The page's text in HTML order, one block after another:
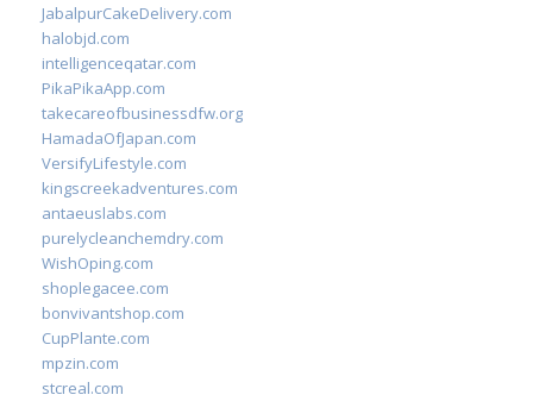
JabalpurCakeDelivery.com
halobjd.com
intelligenceqatar.com
PikaPikaApp.com
takecareofbusinessdfw.org
HamadaOfJapan.com
VersifyLifestyle.com
kingscreekadventures.com
antaeuslabs.com
purelycleanchemdry.com
WishOping.com
shoplegacee.com
bonvivantshop.com
CupPlante.com
mpzin.com
stcreal.com